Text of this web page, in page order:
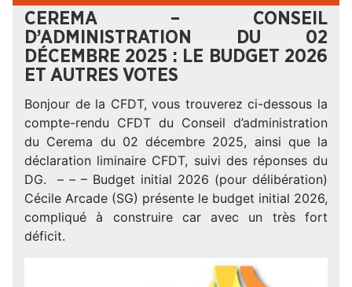
CEREMA – CONSEIL
D’ADMINISTRATION DU 02
DÉCEMBRE 2025 : LE BUDGET 2026
ET AUTRES VOTES
Bonjour de la CFDT, vous trouverez ci-dessous la
compte-rendu CFDT du Conseil d’administration
du Cerema du 02 décembre 2025, ainsi que la
déclaration liminaire CFDT, suivi des réponses du
DG. – – – Budget initial 2026 (pour délibération)
Cécile Arcade (SG) présente le budget initial 2026,
compliqué à construire car avec un très fort
déficit.